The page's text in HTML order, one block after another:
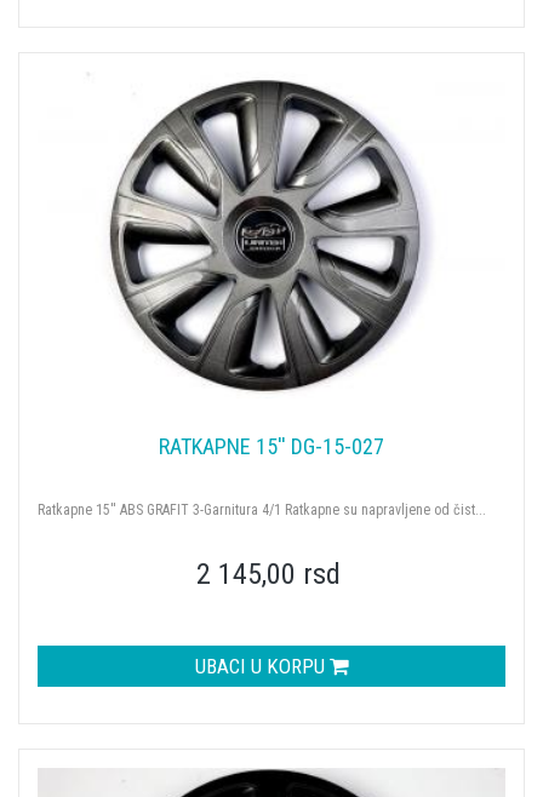
RATKAPNE 15'' DG-15-027
Ratkapne 15'' ABS GRAFIT 3-Garnitura 4/1 Ratkapne su napravljene od čist...
2 145,00 rsd
UBACI U KORPU